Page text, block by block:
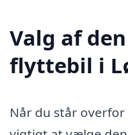
Valg af
flyttebil i
Når du står